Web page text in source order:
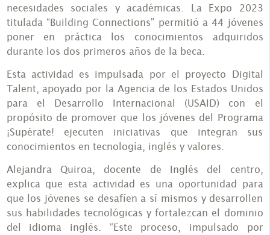
necesidades sociales y académicas. La Expo 2023
titulada “Building Connections” permitió a 44 jóvenes
poner en práctica los conocimientos adquiridos
durante los dos primeros años de la beca.
Esta actividad es impulsada por el proyecto Digital
Talent, apoyado por la Agencia de los Estados Unidos
para el Desarrollo Internacional (USAID) con el
propósito de promover que los jóvenes del Programa
¡Supérate! ejecuten iniciativas que integran sus
conocimientos en tecnología, inglés y valores.
Alejandra Quiroa, docente de Inglés del centro,
explica que esta actividad es una oportunidad para
que los jóvenes se desafíen a sí mismos y desarrollen
sus habilidades tecnológicas y fortalezcan el dominio
del idioma inglés. “Este proceso, impulsado por